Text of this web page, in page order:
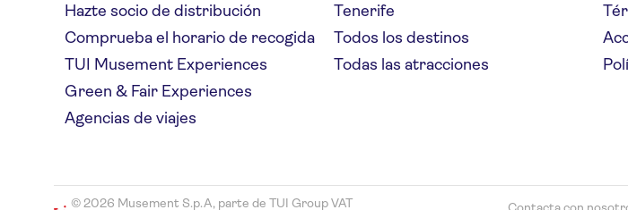
Hazte socio de distribución
Comprueba el horario de recogida
TUI Musement Experiences
Green & Fair Experiences
Agencias de viajes
Tenerife
Todos los destinos
Todas las atracciones
© 2026 Musement S.p.A, parte de TUI Group VAT